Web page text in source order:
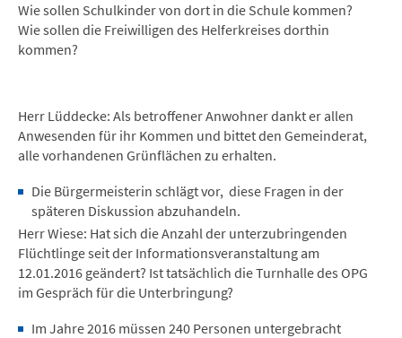
Wie sollen Schulkinder von dort in die Schule kommen?
Wie sollen die Freiwilligen des Helferkreises dorthin
kommen?
Herr Lüddecke: Als betroffener Anwohner dankt er allen
Anwesenden für ihr Kommen und bittet den Gemeinderat,
alle vorhandenen Grünflächen zu erhalten.
Die Bürgermeisterin schlägt vor, diese Fragen in der
späteren Diskussion abzuhandeln.
Herr Wiese: Hat sich die Anzahl der unterzubringenden
Flüchtlinge seit der Informationsveranstaltung am
12.01.2016 geändert? Ist tatsächlich die Turnhalle des OPG
im Gespräch für die Unterbringung?
Im Jahre 2016 müssen 240 Personen untergebracht